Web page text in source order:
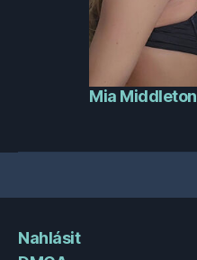
Mia Middleton
Nahlásit